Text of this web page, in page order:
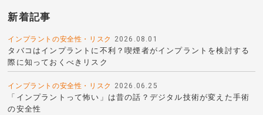
新着記事
インプラントの安全性・リスク 2026.08.01
タバコはインプラントに不利？喫煙者がインプラントを検討する
際に知っておくべきリスク
インプラントの安全性・リスク 2026.06.25
「インプラントって怖い」は昔の話？デジタル技術が変えた手術
の安全性